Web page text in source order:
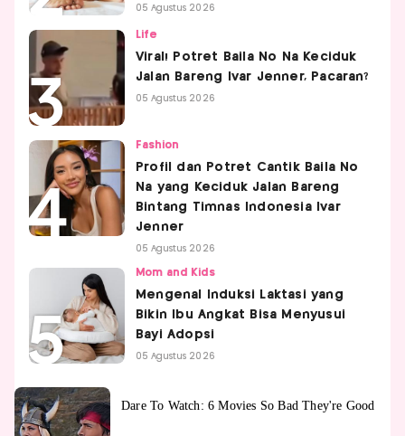
05 Agustus 2026
Life
Viral! Potret Baila No Na Keciduk
Jalan Bareng Ivar Jenner, Pacaran?
05 Agustus 2026
Fashion
Profil dan Potret Cantik Baila No
Na yang Keciduk Jalan Bareng
Bintang Timnas Indonesia Ivar
Jenner
05 Agustus 2026
Mom and Kids
Mengenal Induksi Laktasi yang
Bikin Ibu Angkat Bisa Menyusui
Bayi Adopsi
05 Agustus 2026